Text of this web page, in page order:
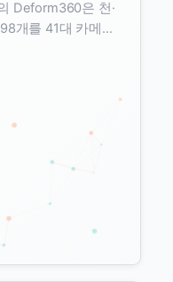
Deform360은 천·
개를 41대 카메라